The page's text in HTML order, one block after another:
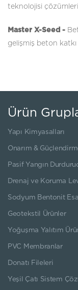
teknolojisi çözümleri
Master X-Seed -
gelişmiş beton
Ürün
Yapı Kimyasalları
Onarım &
Pasif Yangın
Drenaj ve Koruma
Sodyum Bentonit
Geotekstil Ürünler
Yoğuşma Yalıtım
PVC Membranlar
Donatı Fileleri
Yeşil Çatı Sistem